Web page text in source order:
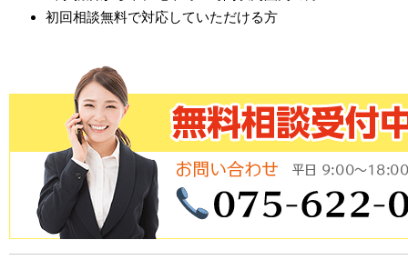
初回相談無料で対応していただける方